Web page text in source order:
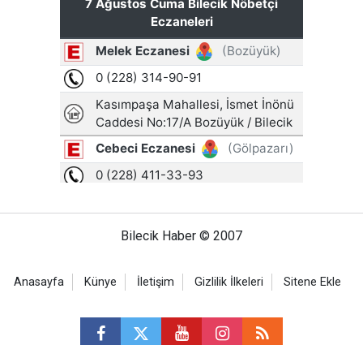
Bilecik Haber © 2007
Anasayfa Künye İletişim Gizlilik İlkeleri Sitene Ekle